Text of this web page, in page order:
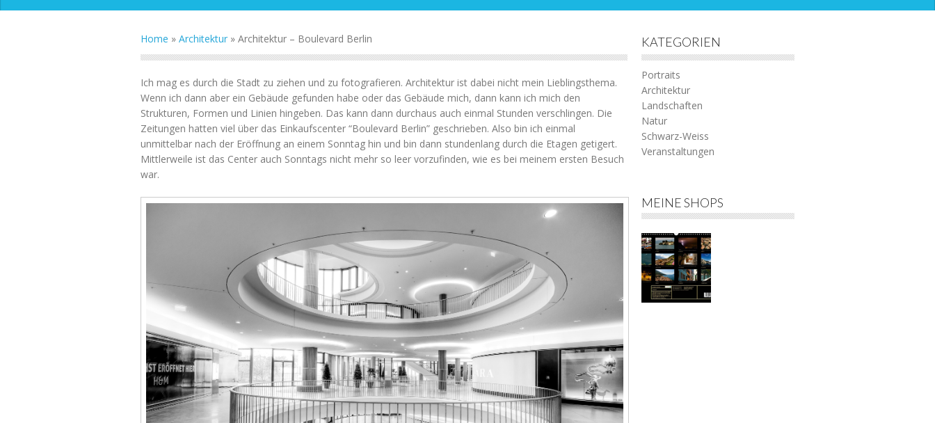
Home » Architektur » Architektur – Boulevard Berlin
Ich mag es durch die Stadt zu ziehen und zu fotografieren. Architektur ist dabei nicht mein Lieblingsthema.
Wenn ich dann aber ein Gebäude gefunden habe oder das Gebäude mich, dann kann ich mich den
Strukturen, Formen und Linien hingeben. Das kann dann durchaus auch einmal Stunden verschlingen. Die
Zeitungen hatten viel über das Einkaufscenter “Boulevard Berlin” geschrieben. Also bin ich einmal
unmittelbar nach der Eröffnung an einem Sonntag hin und bin dann stundenlang durch die Etagen getigert.
Mittlerweile ist das Center auch Sonntags nicht mehr so leer vorzufinden, wie es bei meinem ersten Besuch
war.
KATEGORIEN
Portraits
Architektur
Landschaften
Natur
Schwarz-Weiss
Veranstaltungen
MEINE SHOPS